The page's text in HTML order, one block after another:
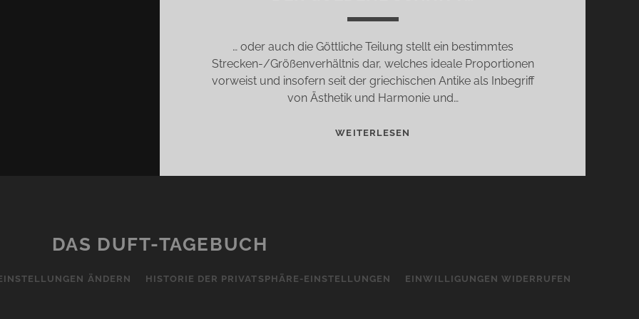
… oder auch die Göttliche Teilung stellt ein bestimmtes
Strecken-/Größenverhältnis dar, welches ideale Proportionen
vorweist und insofern seit der griechischen Antike als Inbegriff
von Ästhetik und Harmonie und…
WEITERLESEN
DAS DUFT-TAGEBUCH
ÄNDERN HISTORIE DER PRIVATSPHÄRE-EINSTELLUNGEN EINWILLIGUNGEN WIDERRUFEN